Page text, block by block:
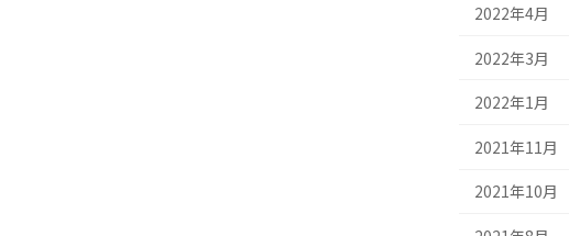
2022年4月
2022年3月
2022年1月
2021年11月
2021年10月